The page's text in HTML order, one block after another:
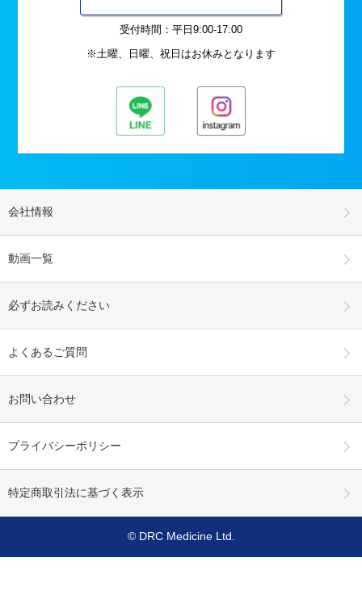
受付時間：平日9:00-17:00
※土曜、日曜、祝日はお休みとなります
会社情報
動画一覧
必ずお読みください
よくあるご質問
お問い合わせ
プライバシーポリシー
特定商取引法に基づく表示
© DRC Medicine Ltd.